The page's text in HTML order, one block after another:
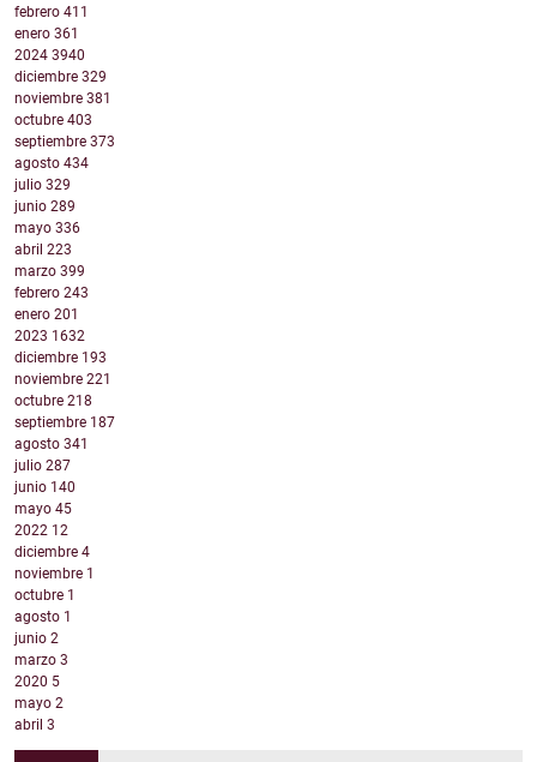
febrero 411
enero 361
2024 3940
diciembre 329
noviembre 381
octubre 403
septiembre 373
agosto 434
julio 329
junio 289
mayo 336
abril 223
marzo 399
febrero 243
enero 201
2023 1632
diciembre 193
noviembre 221
octubre 218
septiembre 187
agosto 341
julio 287
junio 140
mayo 45
2022 12
diciembre 4
noviembre 1
octubre 1
agosto 1
junio 2
marzo 3
2020 5
mayo 2
abril 3